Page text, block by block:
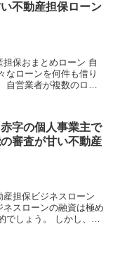
不動産担保ローン
保おまとめローン 自
なローンを何件も借り
営業者が複数のロー
字の個人事業主で
審査が甘い不動産
担保ビジネスローン
スローンの融資は極め
でしょう。 しかし、不